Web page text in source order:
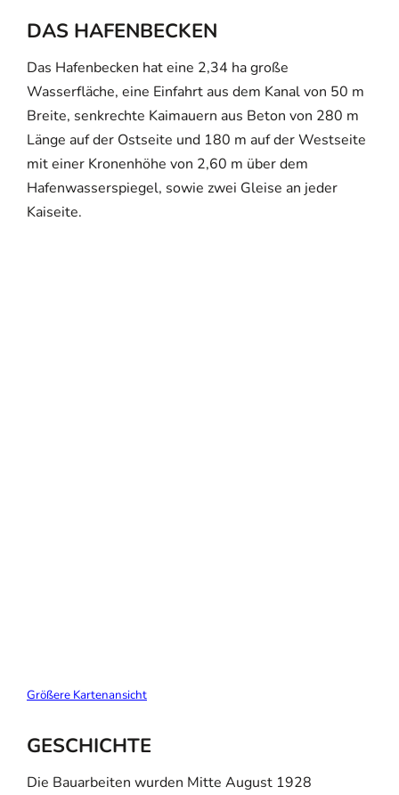
DAS HAFENBECKEN
Das Hafenbecken hat eine 2,34 ha große
Wasserfläche, eine Einfahrt aus dem Kanal von 50 m
Breite, senkrechte Kaimauern aus Beton von 280 m
Länge auf der Ostseite und 180 m auf der Westseite
mit einer Kronenhöhe von 2,60 m über dem
Hafenwasserspiegel, sowie zwei Gleise an jeder
Kaiseite.
Größere Kartenansicht
GESCHICHTE
Die Bauarbeiten wurden Mitte August 1928